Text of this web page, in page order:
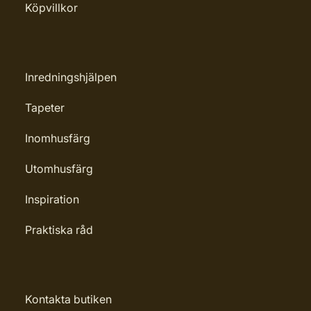
32128
Köpvillkor
Inredningshjälpen
Tapeter
Inomhusfärg
Utomhusfärg
Inspiration
Praktiska råd
Kontakta butiken